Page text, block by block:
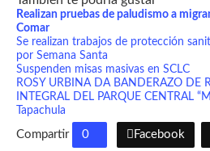
Realizan pruebas de paludismo a
Comar
Se realizan trabajos de protección
por Semana Santa
Suspenden misas masivas en SCLC
ROSY URBINA DA BANDERAZO DE
INTEGRAL DEL PARQUE CENTRAL
Tapachula
Compartir 0 Facebook